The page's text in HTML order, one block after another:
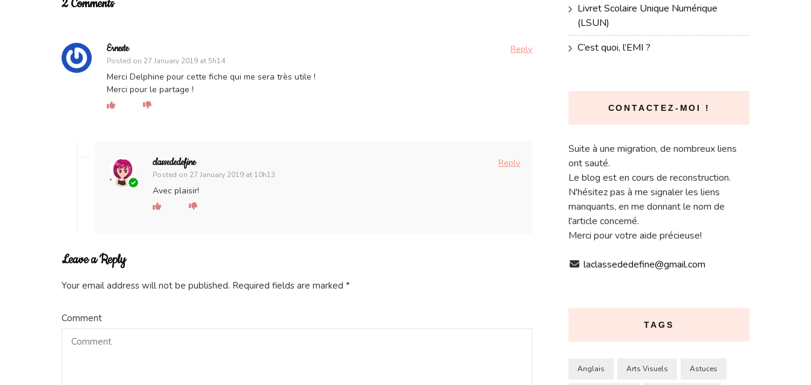
2 Comments
Erneste
Posted on 27 January 2019 at 5h14
Reply
Merci Delphine pour cette fiche qui me sera très utile !
Merci pour le partage !
classededefine
Posted on 27 January 2019 at 10h13
Reply
Avec plaisir!
Leave a Reply
Your email address will not be published. Required fields are marked *
Comment
Livret Scolaire Unique Numérique
(LSUN)
C’est quoi, l’EMI ?
CONTACTEZ-MOI !
Suite à une migration, de nombreux liens
ont sauté.
Le blog est en cours de reconstruction.
N'hésitez pas à me signaler les liens
manquants, en me donnant le nom de
l'article concerné.
Merci pour votre aide précieuse!
laclassededefine@gmail.com
TAGS
Anglais Arts Visuels Astuces